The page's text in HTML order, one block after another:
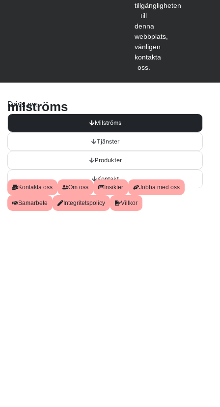
tillgängligheten
till
denna
webbplats,
vänligen
kontakta
oss.
Drivs av:
milströms
Milströms
Tjänster
Produkter
Kontakt
Kontakta oss Om oss Insikter Jobba med oss
Samarbete Integritetspolicy Villkor